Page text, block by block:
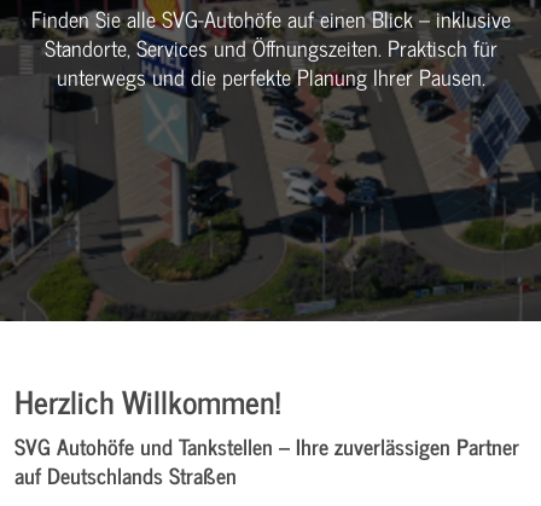
Finden Sie alle SVG-Autohöfe auf einen Blick – inklusive
Standorte, Services und Öffnungszeiten. Praktisch für
unterwegs und die perfekte Planung Ihrer Pausen.
Herzlich Willkommen!
SVG Autohöfe und Tankstellen – Ihre zuverlässigen Partner
auf Deutschlands Straßen